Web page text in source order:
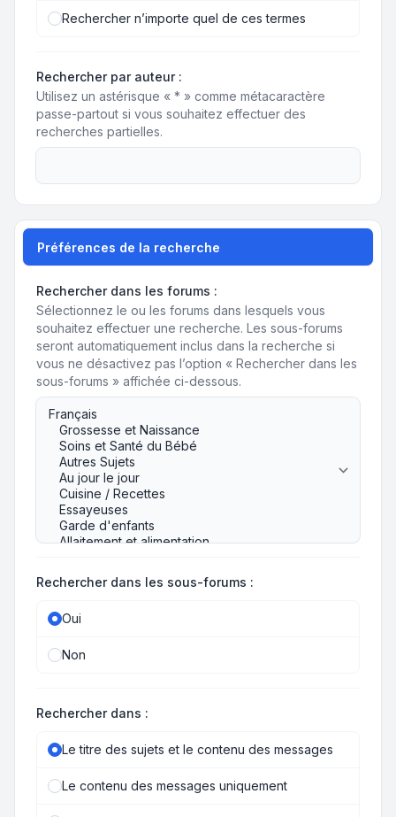
Rechercher n’importe quel de ces termes
Rechercher par auteur :
Utilisez un astérisque « * » comme métacaractère
passe-partout si vous souhaitez effectuer des
recherches partielles.
Préférences de la recherche
Rechercher dans les forums :
Sélectionnez le ou les forums dans lesquels vous
souhaitez effectuer une recherche. Les sous-forums
seront automatiquement inclus dans la recherche si
vous ne désactivez pas l’option « Rechercher dans les
sous-forums » affichée ci-dessous.
Rechercher dans les sous-forums :
Oui
Non
Rechercher dans :
Le titre des sujets et le contenu des messages
Le contenu des messages uniquement